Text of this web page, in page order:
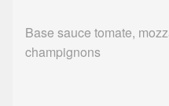
Base sauce tomate,
champignons